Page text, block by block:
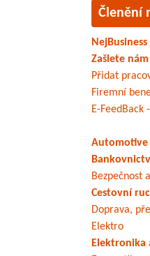
Členění
Zašlete
Přidat
Firemní
E-
Automotive
Bezpečnost
Cestovní
Doprava,
Elektro
Elektronika